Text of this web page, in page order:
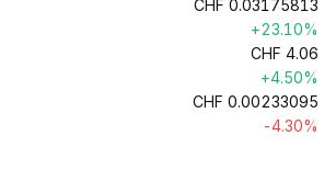
CHF 0.03175813
+23.10%
CHF 4.06
+4.50%
CHF 0.00233095
-4.30%